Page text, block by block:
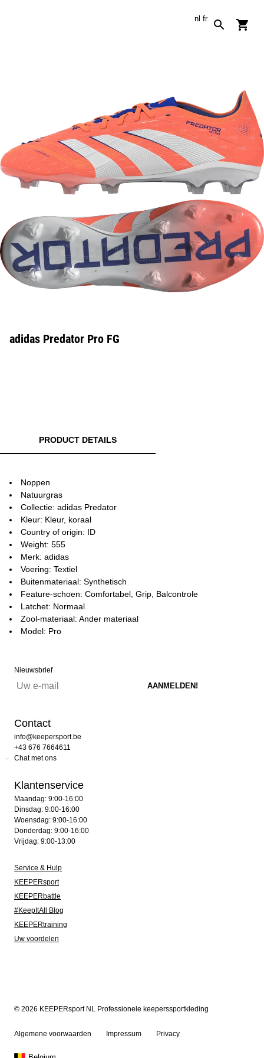
nl fr
adidas Predator Pro FG
PRODUCT DETAILS
Noppen
Natuurgras
Collectie: adidas Predator
Kleur: Kleur, koraal
Country of origin: ID
Weight: 555
Merk: adidas
Voering: Textiel
Buitenmateriaal: Synthetisch
Feature-schoen: Comfortabel, Grip, Balcontrole
Latchet: Normaal
Zool-materiaal: Ander materiaal
Model: Pro
Nieuwsbrief
Contact
info@keepersport.be
+43 676 7664611
Chat met ons
Klantenservice
Maandag: 9:00-16:00
Dinsdag: 9:00-16:00
Woensdag: 9:00-16:00
Donderdag: 9:00-16:00
Vrijdag: 9:00-13:00
Service & Hulp
KEEPERsport
KEEPERbattle
#KeepItAll Blog
KEEPERtraining
Uw voordelen
© 2026 KEEPERsport NL Professionele keeperssportkleding
Algemene voorwaarden Impressum Privacy